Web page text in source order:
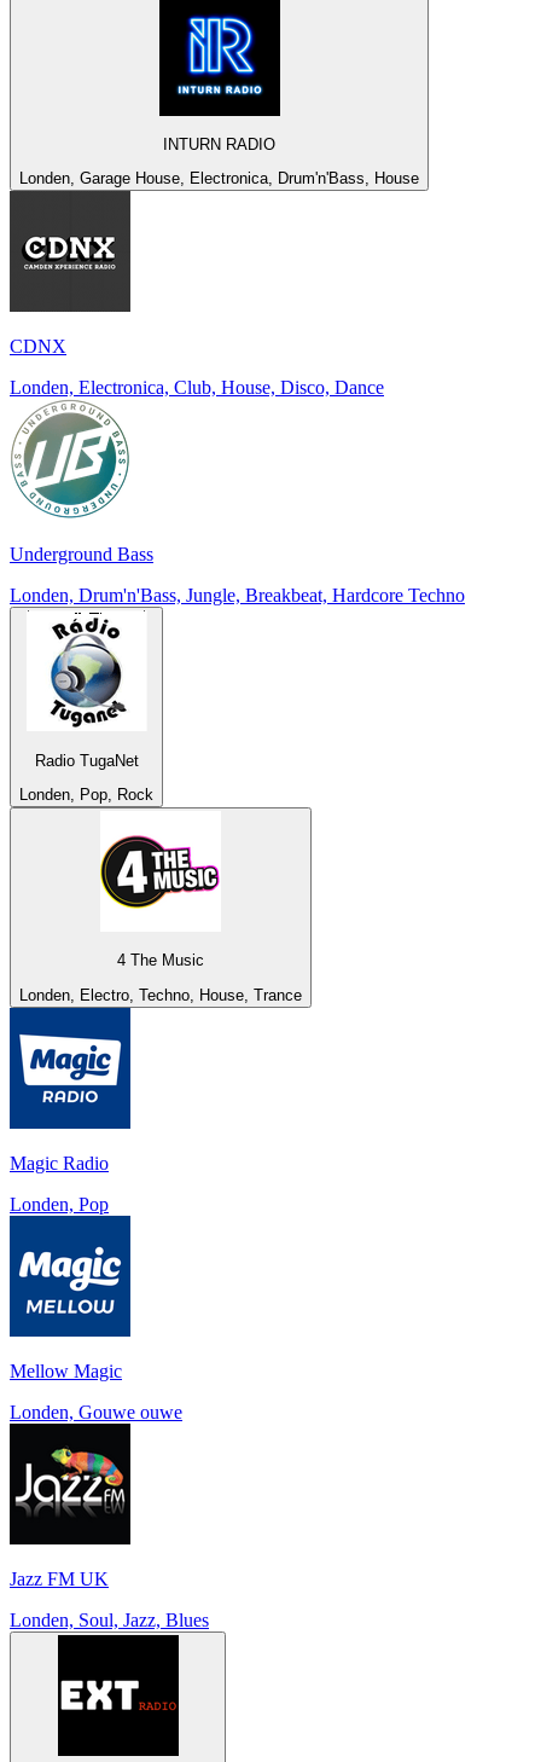
INTURN RADIO
Londen, Garage House, Electronica, Drum'n'Bass, House
CDNX
Londen, Electronica, Club, House, Disco, Dance
Underground Bass
Londen, Drum'n'Bass, Jungle, Breakbeat, Hardcore Techno
Radio TugaNet
Londen, Pop, Rock
4 The Music
Londen, Electro, Techno, House, Trance
Magic Radio
Londen, Pop
Mellow Magic
Londen, Gouwe ouwe
Jazz FM UK
Londen, Soul, Jazz, Blues